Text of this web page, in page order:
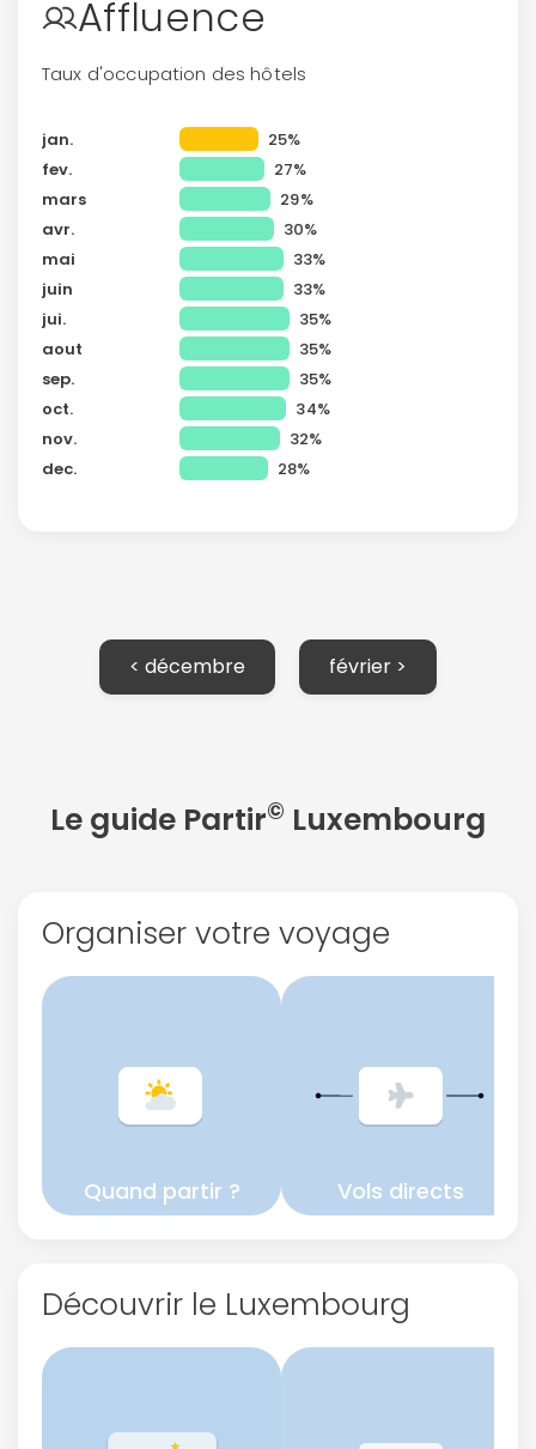
Affluence
Taux d'occupation des hôtels
jan.
25%
fev.
27%
mars
29%
avr.
30%
mai
33%
juin
33%
jui.
35%
aout
35%
sep.
35%
oct.
34%
nov.
32%
dec.
28%
< décembre février >
Le guide Partir© Luxembourg
Organiser votre voyage
Quand partir ? Vols directs
Découvrir le Luxembourg
Continuer avec Apple
Politique de
confidentialité.